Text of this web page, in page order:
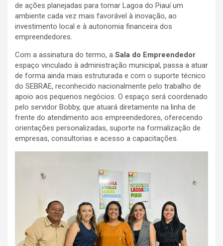
de ações planejadas para tornar Lagoa do Piauí um
ambiente cada vez mais favorável à inovação, ao
investimento local e à autonomia financeira dos
empreendedores.
Com a assinatura do termo, a Sala do Empreendedor
espaço vinculado à administração municipal, passa a atuar
de forma ainda mais estruturada e com o suporte técnico
do SEBRAE, reconhecido nacionalmente pelo trabalho de
apoio aos pequenos negócios. O espaço será coordenado
pelo servidor Bobby, que atuará diretamente na linha de
frente do atendimento aos empreendedores, oferecendo
orientações personalizadas, suporte na formalização de
empresas, consultorias e acesso a capacitações.